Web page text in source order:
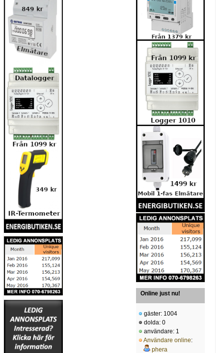
Online just nu!
gäster: 1004
dolda: 0
användare: 1
Användare online:
phera